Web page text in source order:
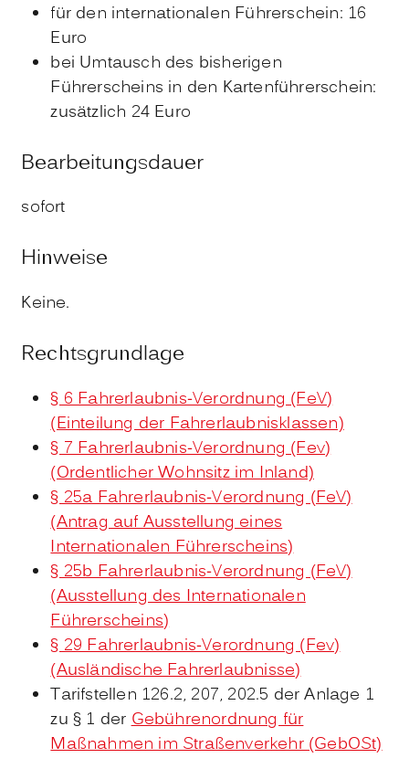
für den internationalen Führerschein: 16
Euro
bei Umtausch des bisherigen
Führerscheins in den Kartenführerschein:
zusätzlich 24 Euro
Bearbeitungsdauer
sofort
Hinweise
Keine.
Rechtsgrundlage
§ 6 Fahrerlaubnis-Verordnung (FeV)
(Einteilung der Fahrerlaubnisklassen)
§ 7 Fahrerlaubnis-Verordnung (Fev)
(Ordentlicher Wohnsitz im Inland)
§ 25a Fahrerlaubnis-Verordnung (FeV)
(Antrag auf Ausstellung eines
Internationalen Führerscheins)
§ 25b Fahrerlaubnis-Verordnung (FeV)
(Ausstellung des Internationalen
Führerscheins)
§ 29 Fahrerlaubnis-Verordnung (Fev)
(Ausländische Fahrerlaubnisse)
Tarifstellen 126.2, 207, 202.5 der Anlage 1
zu § 1 derGebührenordnung für
Maßnahmen im Straßenverkehr (GebOSt)